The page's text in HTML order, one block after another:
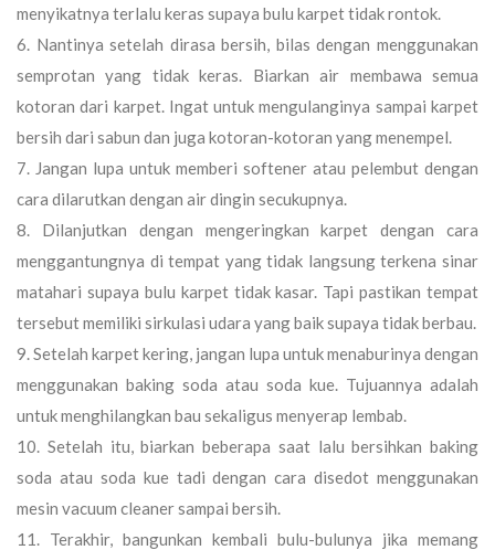
menyikatnya terlalu keras supaya bulu karpet tidak rontok.
Nantinya setelah dirasa bersih, bilas dengan menggunakan
semprotan yang tidak keras. Biarkan air membawa semua
kotoran dari karpet. Ingat untuk mengulanginya sampai karpet
bersih dari sabun dan juga kotoran-kotoran yang menempel.
Jangan lupa untuk memberi softener atau pelembut dengan
cara dilarutkan dengan air dingin secukupnya.
Dilanjutkan dengan mengeringkan karpet dengan cara
menggantungnya di tempat yang tidak langsung terkena sinar
matahari supaya bulu karpet tidak kasar. Tapi pastikan tempat
tersebut memiliki sirkulasi udara yang baik supaya tidak berbau.
Setelah karpet kering, jangan lupa untuk menaburinya dengan
menggunakan baking soda atau soda kue. Tujuannya adalah
untuk menghilangkan bau sekaligus menyerap lembab.
Setelah itu, biarkan beberapa saat lalu bersihkan baking
soda atau soda kue tadi dengan cara disedot menggunakan
mesin vacuum cleaner sampai bersih.
Terakhir, bangunkan kembali bulu-bulunya jika memang